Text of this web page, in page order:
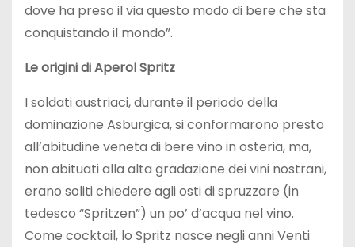
dove ha preso il via questo modo di bere che sta
conquistando il mondo”.
Le origini di Aperol Spritz
I soldati austriaci, durante il periodo della
dominazione Asburgica, si conformarono presto
all’abitudine veneta di bere vino in osteria, ma,
non abituati alla alta gradazione dei vini nostrani,
erano soliti chiedere agli osti di spruzzare (in
tedesco “Spritzen”) un po’ d’acqua nel vino.
Come cocktail, lo Spritz nasce negli anni Venti